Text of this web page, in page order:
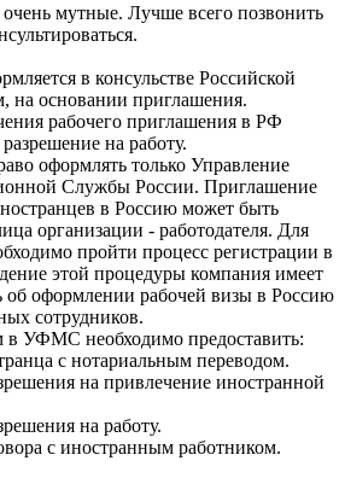
мутные. Лучше всего позвонить
в консульстве Российской
на основании приглашения.
рабочего приглашения в РФ
на работу.
оформлять только Управление
Службы России. Приглашение
в Россию может быть
организации - работодателя. Для
пройти процесс регистрации в
этой процедуры компания имеет
об оформлении рабочей визы в Россию
сотрудников.
в УФМС необходимо предоставить:
с нотариальным переводом.
на привлечение иностранной
на работу.
с иностранным работником.